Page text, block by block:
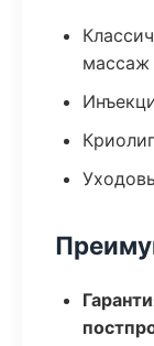
массаж